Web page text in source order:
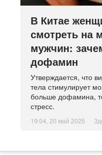
В Китае
смотреть на
мужчин:
дофамин
Утверждается, что
тела стимулирует
больше дофамина,
стресс.
19:04, 20 май 2025